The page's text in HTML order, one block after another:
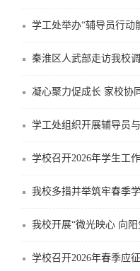
学工处举办“辅导员行动
秦淮区人武部走访我校
凝心聚力促成长 家校
学工处组织开展辅导员
学校召开2026年学生工
我校多措并举筑牢春季
我校开展“微光映心 向
学校召开2026年春季应